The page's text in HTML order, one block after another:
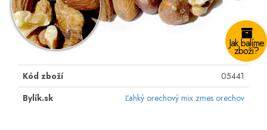
Jak balíme
zboží?
Kód zboží
05441
Bylík.sk
Ľahký orechový mix zmes orechov